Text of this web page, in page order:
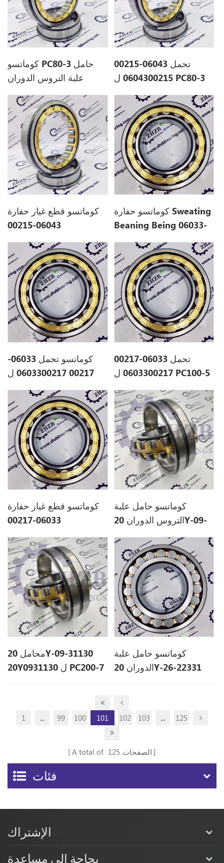
كوماتسو PC80-3 حامل
علبة التروس الدوران
0604300215 ل PC80-3
تحمل 06043-00215
0604300215 ل PC80-3
كوماتسو قطع غيار حفارة
06043-00215
كوماتسو حفارة Sweating
Beaning Being 06033-
PC100-5
كوماتسو تحمل 06033-
00217 0603300217 ل
تحمل 06033-00217
0603300217 ل PC100-5
كوماتسو قطع غيار حفارة
06033-00217
كوماتسو حامل علبة
التروس الدوران 20Y-09-
PC200-8
محامل 20Y-09-31130
20Y0931130 ل PC200-7
كوماتسو حامل علبة
الدوران 20Y-26-22331
20Y2622331 ل PC220-7
1 ... 99 100 101 102 103 ... 125
A total of 125 الصفحات
فئات
الإشتراك
بحاجة الى مساعدة